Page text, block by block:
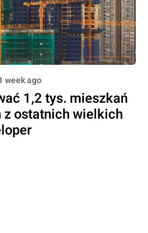
week ago
1,2 tys. mieszkań
z ostatnich wielkich